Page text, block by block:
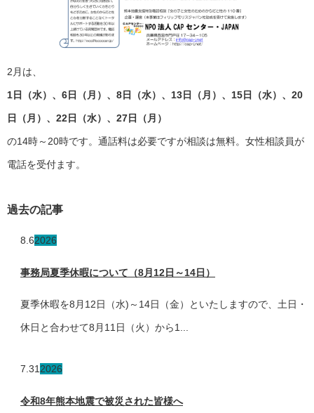
2月は、
1日（水）、6日（月）、8日（水）、13日（月）、15日（水）、20
日（月）、22日（水）、27日（月）
の14時～20時です。通話料は必要ですが相談は無料。女性相談員が
電話を受付ます。
過去の記事
8.62026
事務局夏季休暇について（8月12日～14日）
夏季休暇を8月12日（水)～14日（金）といたしますので、土日・
休日と合わせて8月11日（火）から1...
7.31 2026
令和8年熊本地震で被災された皆様へ